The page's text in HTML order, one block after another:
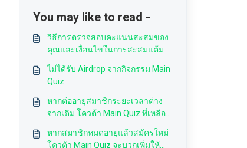
You may like to read -
วิธีการตรวจสอบคะแนนสะสมของ
คุณและเงื่อนไขในการสะสมแต้ม
ไม่ได้รับ Airdrop จากกิจกรรม Main
Quiz
หากต่ออายุสมาชิกระยะเวลาต่าง
จากเดิม โควต้า Main Quiz ที่เหลือ
เกจไหน
หากสมาชิกหมดอายุแล้วสมัครใหม่
โควต้า Main Quiz จะบวกเพิ่มให้